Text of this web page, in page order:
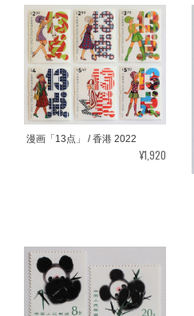
漫画「13点」 / 香港 2022
¥1,920